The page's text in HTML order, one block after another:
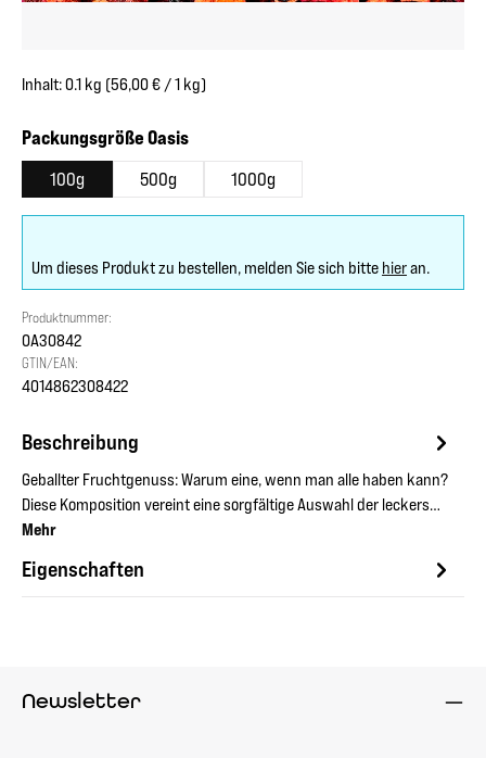
Inhalt:0.1 kg (56,00 € / 1 kg)
Packungsgröße Oasisauswählen
100g 500g 1000g
Um dieses Produkt zu bestellen, melden Sie sich bitte hieran.
Produktnummer:
OA30842
GTIN/EAN:
4014862308422
Beschreibung
Geballter Fruchtgenuss: Warum eine, wenn man alle haben kann?
Diese Komposition vereint eine sorgfältige Auswahl der leckers…
Mehr
Eigenschaften
Newsletter